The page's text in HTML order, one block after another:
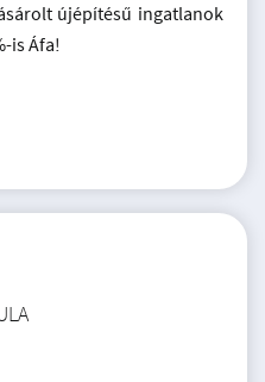
újépítésű ingatlanok
is Áfa!